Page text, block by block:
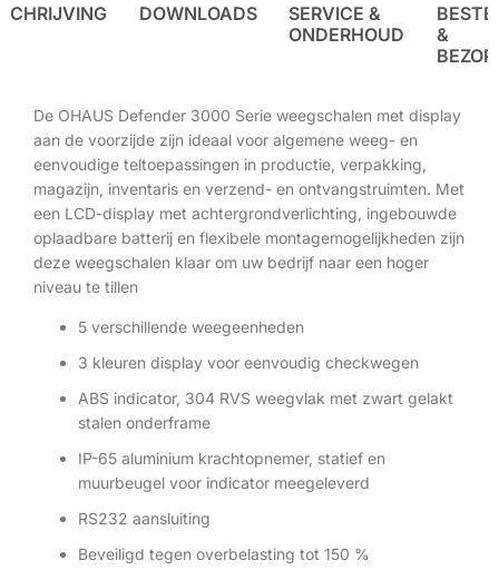
DOWNLOADS
SERVICE &
ONDERHOUD
&
De OHAUS Defender 3000 Serie weegschalen met display
aan de voorzijde zijn ideaal voor algemene weeg- en
eenvoudige teltoepassingen in productie, verpakking,
magazijn, inventaris en verzend- en ontvangstruimten. Met
een LCD-display met achtergrondverlichting, ingebouwde
oplaadbare batterij en flexibele montagemogelijkheden zijn
deze weegschalen klaar om uw bedrijf naar een hoger
niveau te tillen
5 verschillende weegeenheden
3 kleuren display voor eenvoudig checkwegen
ABS indicator, 304 RVS weegvlak met zwart gelakt
stalen onderframe
IP-65 aluminium krachtopnemer, statief en
muurbeugel voor indicator meegeleverd
RS232 aansluiting
Beveiligd tegen overbelasting tot 150 %